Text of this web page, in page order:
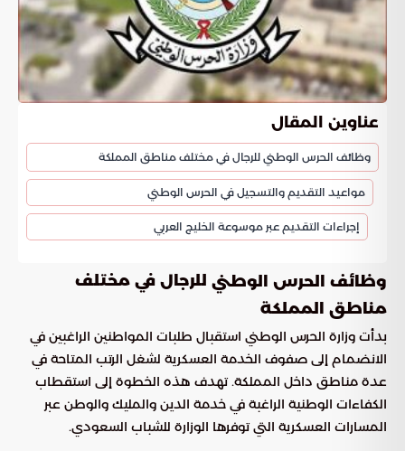
عناوين المقال
وظائف الحرس الوطني للرجال في مختلف مناطق المملكة
مواعيد التقديم والتسجيل في الحرس الوطني
إجراءات التقديم عبر موسوعة الخليج العربي
وظائف الحرس الوطني للرجال في مختلف
مناطق المملكة
بدأت وزارة الحرس الوطني استقبال طلبات المواطنين الراغبين في
الانضمام إلى صفوف الخدمة العسكرية لشغل الرتب المتاحة في
عدة مناطق داخل المملكة. تهدف هذه الخطوة إلى استقطاب
الكفاءات الوطنية الراغبة في خدمة الدين والمليك والوطن عبر
المسارات العسكرية التي توفرها الوزارة للشباب السعودي.